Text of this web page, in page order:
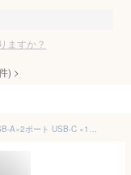
ますか？
) >
サンワダイレクト 電源タップ タワー 12個口 USB-A×2ポート USB-C ×1ポート 2ｍ 一括スイッチ付き スイングプラグ USB充電 延長コード ホワイト 700-TAP075W